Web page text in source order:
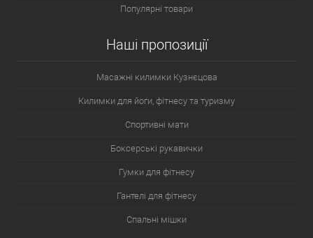
Популярні товари
Наші пропозиції
Масажні килимки Кузнєцова
Килимки для йоги, фітнесу та туризму
Спортивні мати
Боксерські рукавички
Гумки для фітнесу
Гантелі для фітнесу
Спальні мішки